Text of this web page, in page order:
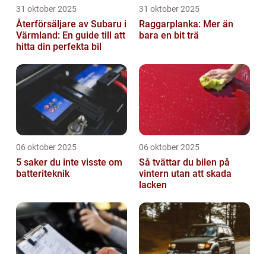
31 oktober 2025
Återförsäljare av Subaru i
Värmland: En guide till att
hitta din perfekta bil
31 oktober 2025
Raggarplanka: Mer än
bara en bit trä
06 oktober 2025
5 saker du inte visste om
batteriteknik
06 oktober 2025
Så tvättar du bilen på
vintern utan att skada
lacken